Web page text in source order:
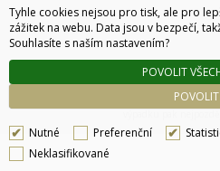
Technické řešení © 2026 CyberSoft
Podle zákona o evidenci tržeb je prodávající
je povinen zaevidovat přijatou tržbu u
Tyhle cookies nejsou pro tisk, ale pro
zážitek na webu. Data jsou v bezpečí,
Souhlasíte s naším nastavením?
POVOLIT
Nutné Preferenční
Neklasifikované